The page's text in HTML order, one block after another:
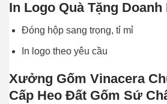
In Logo Quà Tặng Doanh
Đóng hộp sang trọng, tỉ mỉ
In logo theo yêu cầu
Xưởng Gốm Vinacera
Cấp Heo Đất Gốm Sứ